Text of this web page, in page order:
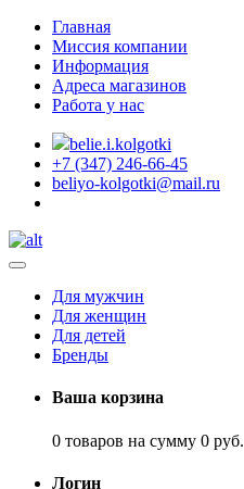
Главная
Миссия компании
Информация
Адреса магазинов
Работа у нас
belie.i.kolgotki
+7 (347) 246-66-45
beliyo-kolgotki@mail.ru
Для мужчин
Для женщин
Для детей
Бренды
Ваша корзина
0 товаров на сумму 0 руб.
Логин